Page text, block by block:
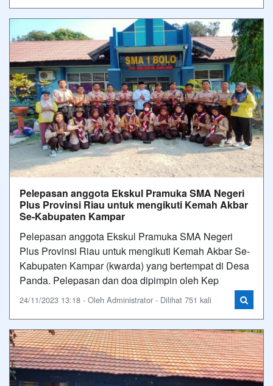
Pelepasan anggota Ekskul Pramuka SMA Negeri
Plus Provinsi Riau untuk mengikuti Kemah Akbar
Se-Kabupaten Kampar
Pelepasan anggota Ekskul Pramuka SMA Negeri
Plus Provinsi Riau untuk mengikuti Kemah Akbar Se-
Kabupaten Kampar (kwarda) yang bertempat di Desa
Panda. Pelepasan dan doa dipimpin oleh Kep
24/11/2023 13:18 - Oleh Administrator - Dilihat 751 kali